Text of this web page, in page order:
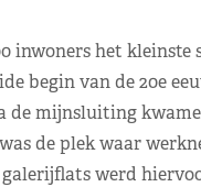
inwoners het
begin van de 20e
de mijnsluiting
was de plek waar
werd